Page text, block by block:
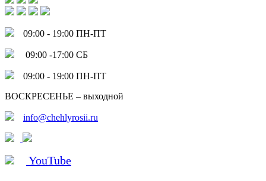
09:00 - 19:00 ПН-ПТ
09:00 -17:00 СБ
09:00 - 19:00 ПН-ПТ
ВОСКРЕСЕНЬЕ – выходной
info@chehlyrosii.ru
YouTube